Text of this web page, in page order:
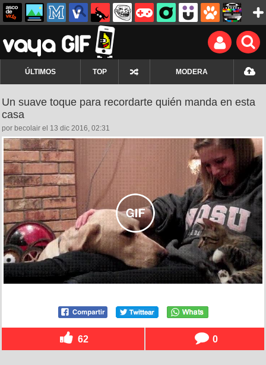
ÚLTIMOS TOP MODERA
Un suave toque para recordarte quién manda en esta
casa
por becolair el 13 dic 2016, 02:31
62 0